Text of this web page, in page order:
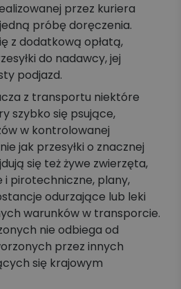
przez kuriera
próbę doręczenia.
z dodatkową opłatą,
do nadawcy, jej
podjazd.
z transportu niektóre
szybko się psujące,
w kontrolowanej
jak przesyłki o znacznej
się też żywe zwierzęta,
i pirotechniczne, plany,
odurzające lub leki
warunków w transporcie.
nie odbiega od
przez innych
się krajowym